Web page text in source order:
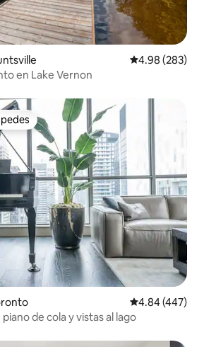
Calificación
4.98 (283)
en Lake Vernon
Calificación
4.84 (447)
de cola y vistas al lago